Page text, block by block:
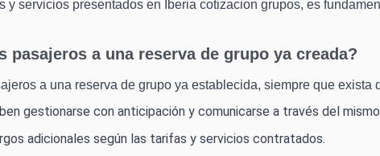
y servicios presentados en Iberia cotizacion grupos, es
pasajeros a una reserva de grupo ya creada?
a una reserva de grupo ya establecida, siempre que
gestionarse con anticipación y comunicarse a través del
adicionales según las tarifas y servicios contratados.